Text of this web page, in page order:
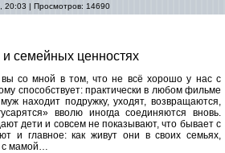
20:03 | Просмотров: 14690
семейных ценностях
со мной в том, что не всё хорошо у нас с
способствует: практически в любом фильме
находит подружку, уходят, возвращаются,
вволю иногда соединяются вновь.
дети и совсем не показывают, что бывает с
и главное: как живут они в своих семьях,
с мамой…